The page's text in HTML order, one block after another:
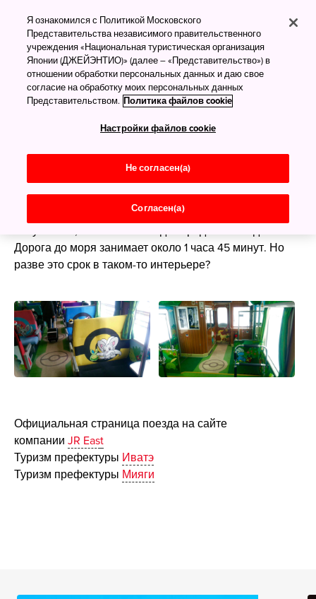
К морю на Покемоне
Pokemon with you или «Покемон с тобой» — так
называется поезд местного значения, который
курсирует между городом Итиносеки, что
, и городом Кесеннума, что на
тихоокеанском побережьепрефектуры Мияги
«электричка» разукрашена и снаружи, и внутри.
Поезд-покемон перевозит пассажиров не каждый
день, а только по выходным и праздникам.
Дорога до моря занимает около 1 часа 45 минут. Но
разве это срок в таком-то интерьере?
Официальная страница поезда на сайте
компании JR East
Туризм префектуры Иватэ
Туризм префектуры Мияги
Я ознакомился с Политикой Московского
Представительства независимого правительственного
учреждения «Национальная туристическая организация
Японии (ДЖЕЙЭНТИО)» (далее – «Представительство») в
отношении обработки персональных данных и даю свое
согласие на обработку моих персональных данных
Представительством. Политика файлов cookie
Настройки файлов cookie
Не согласен(а)
Согласен(а)